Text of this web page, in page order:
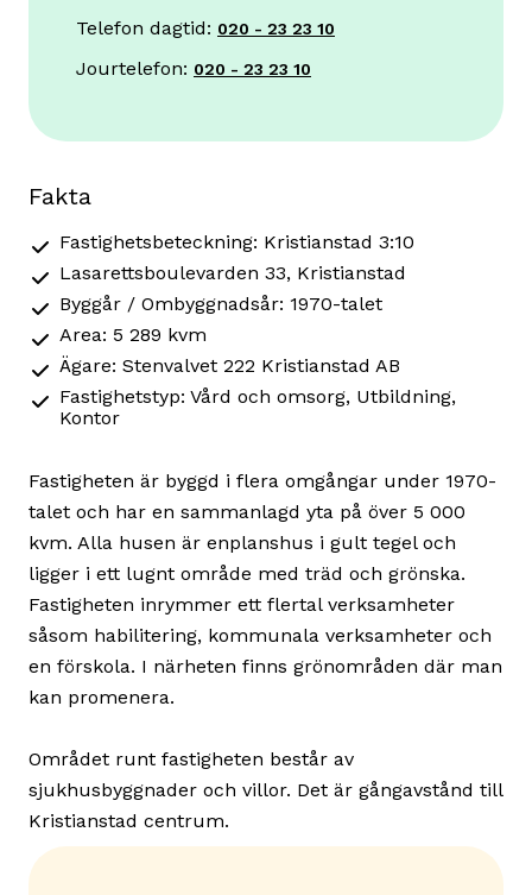
Telefon dagtid: 020 - 23 23 10
Jourtelefon: 020 - 23 23 10
Fakta
Fastighetsbeteckning: Kristianstad 3:10
Lasarettsboulevarden 33, Kristianstad
Byggår / Ombyggnadsår: 1970-talet
Area: 5 289 kvm
Ägare: Stenvalvet 222 Kristianstad AB
Fastighetstyp: Vård och omsorg, Utbildning,
Kontor
Fastigheten är byggd i flera omgångar under 1970-
talet och har en sammanlagd yta på över 5 000
kvm. Alla husen är enplanshus i gult tegel och
ligger i ett lugnt område med träd och grönska.
Fastigheten inrymmer ett flertal verksamheter
såsom habilitering, kommunala verksamheter och
en förskola. I närheten finns grönområden där man
kan promenera.
Området runt fastigheten består av
sjukhusbyggnader och villor. Det är gångavstånd till
Kristianstad centrum.